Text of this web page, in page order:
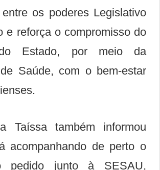
os poderes Legislativo
e reforça o compromisso do
Estado, por meio da
Saúde, com o bem-estar
Taíssa também informou
acompanhando de perto o
pedido junto à SESAU,